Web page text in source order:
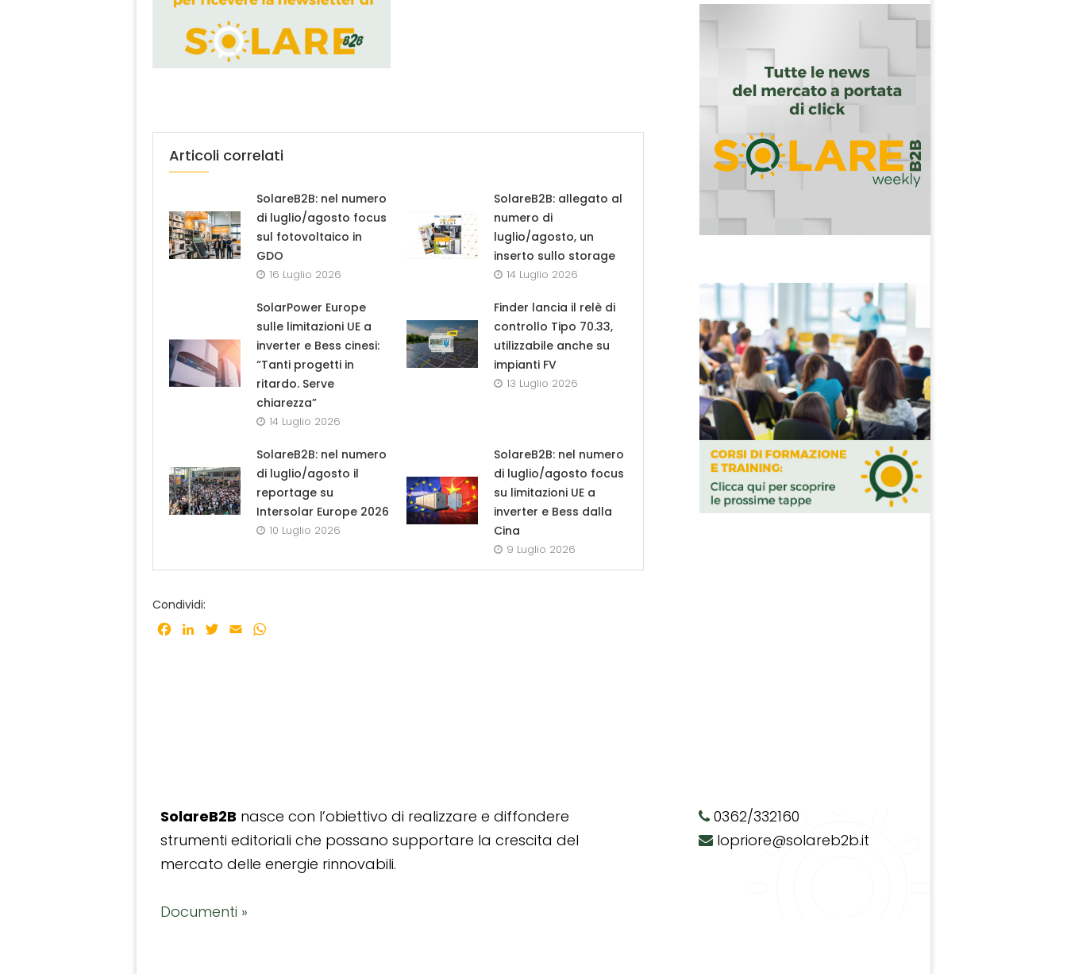
Articoli correlati
SolareB2B: nel numero
di luglio/agosto focus
sul fotovoltaico in
GDO
16 Luglio 2026
SolareB2B: allegato al
numero di
luglio/agosto, un
inserto sullo storage
14 Luglio 2026
SolarPower Europe
sulle limitazioni UE a
inverter e Bess cinesi:
“Tanti progetti in
ritardo. Serve
chiarezza”
14 Luglio 2026
Finder lancia il relè di
controllo Tipo 70.33,
utilizzabile anche su
impianti FV
13 Luglio 2026
SolareB2B: nel numero
di luglio/agosto il
reportage su
Intersolar Europe 2026
10 Luglio 2026
SolareB2B: nel numero
di luglio/agosto focus
su limitazioni UE a
inverter e Bess dalla
Cina
9 Luglio 2026
Condividi:
Facebook
LinkedInTwitter
Email
SolareB2B nasce con l’obiettivo di realizzare e diffondere
strumenti editoriali che possano supportare la crescita del
mercato delle energie rinnovabili.
Documenti »
0362/332160
lopriore@solareb2b.it